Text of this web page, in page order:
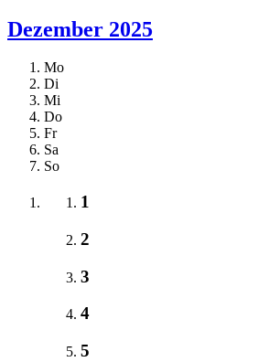
Dezember 2025
Mo
Di
Mi
Do
Fr
Sa
So
1
2
3
4
5